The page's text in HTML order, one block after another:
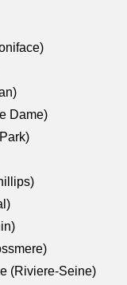
Dame)
(Riviere-Seine)